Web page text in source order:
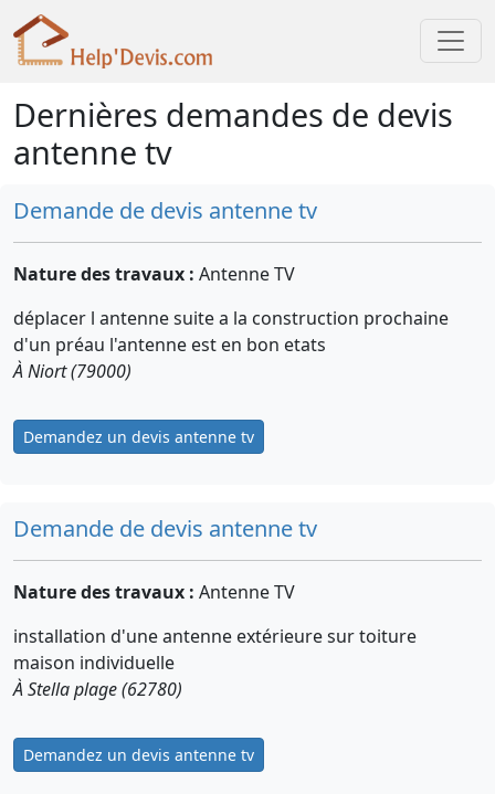
Dernières demandes de devis
antenne tv
Demande de devis antenne tv
Nature des travaux : Antenne TV
déplacer l antenne suite a la construction prochaine
d'un préau l'antenne est en bon etats
À Niort (79000)
Demandez un devis antenne tv
Demande de devis antenne tv
Nature des travaux : Antenne TV
installation d'une antenne extérieure sur toiture
maison individuelle
À Stella plage (62780)
Demandez un devis antenne tv